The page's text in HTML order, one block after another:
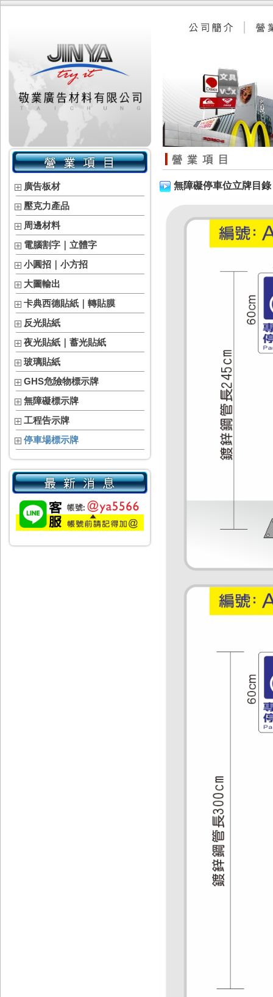
廣告板材
壓克力產品
周邊材料
電腦割字｜立體字
小圓招｜小方招
大圖輸出
卡典西德貼紙｜轉貼膜
反光貼紙
夜光貼紙｜蓄光貼紙
玻璃貼紙
GHS危險物標示牌
無障礙標示牌
工程告示牌
停車場標示牌
無障礙停車位立牌目錄